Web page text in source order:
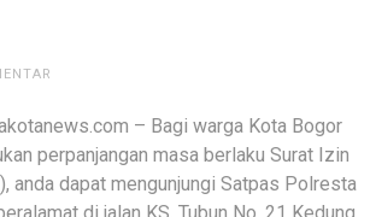
– Bagi warga Kota Bogor
perpanjangan masa berlaku Surat Izin
anda dapat mengunjungi Satpas Polresta